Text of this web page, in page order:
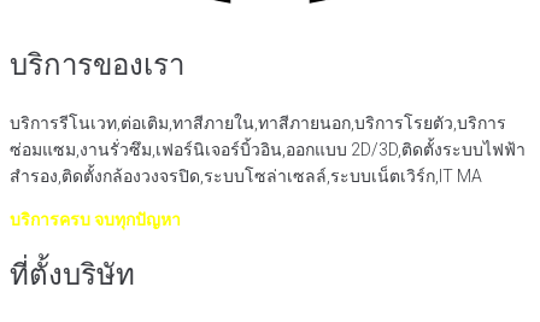
บริการของเรา
บริการรีโนเวท,ต่อเติม,ทาสีภายใน,ทาสีภายนอก,บริการโรยตัว,บริการ
ซ่อมแซม,งานรั่วซึม,เฟอร์นิเจอร์บิ้วอิน,ออกแบบ 2D/3D,ติดตั้งระบบไฟฟ้า
สำรอง,ติดตั้งกล้องวงจรปิด,ระบบโซล่าเซลล์,ระบบเน็ตเวิร์ก,IT MA
บริการครบ จบทุกปัญหา
ที่ตั้งบริษัท